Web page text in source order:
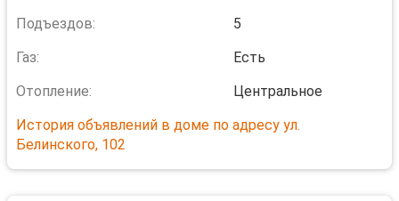
Подъездов:
5
Газ:
Есть
Отопление:
Центральное
История объявлений в доме по адресу ул.
Белинского, 102